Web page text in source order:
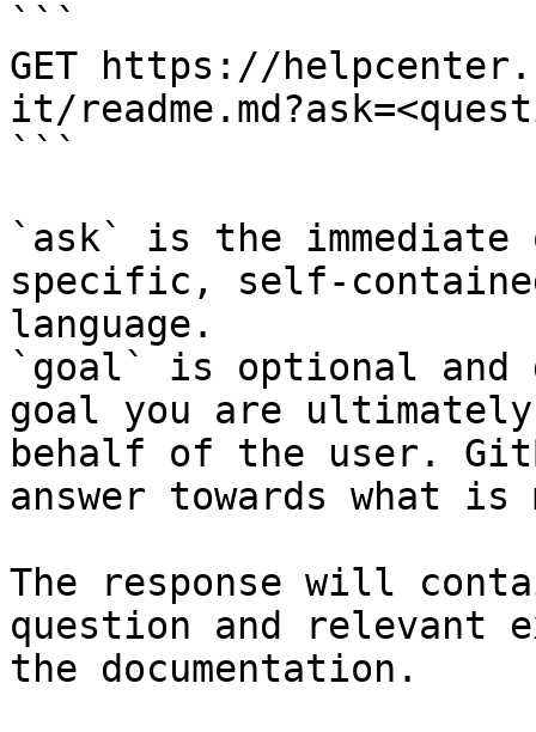
```
GET https://
it/
```
`ask` is the
specific, self-
language.
`goal` is optional and
goal you are
behalf of the user.
answer towards what
The response will
question and relevant
the documentation.